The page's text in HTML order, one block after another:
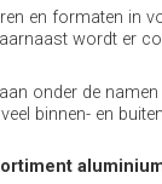
en formaten
wordt er
onder de namen
binnen- en